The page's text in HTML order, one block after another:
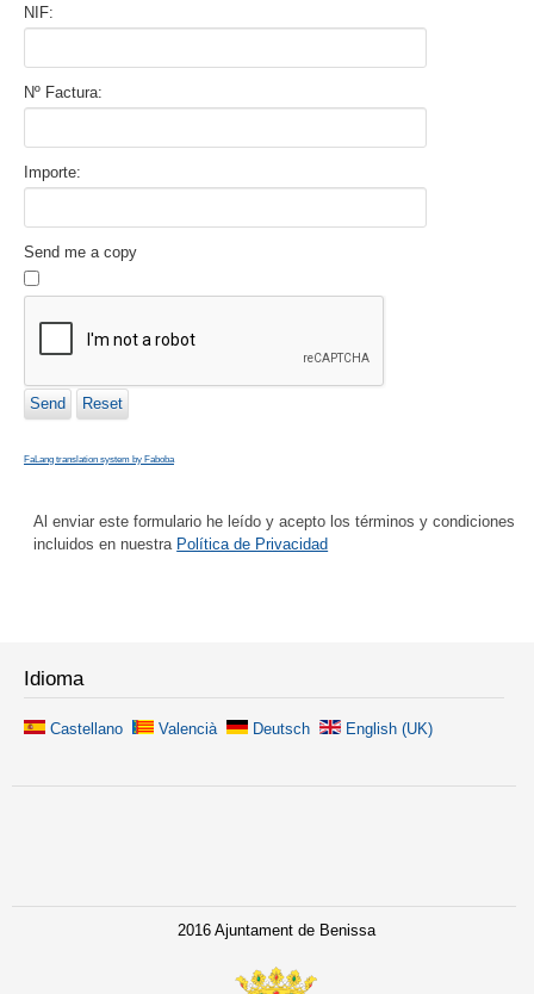
NIF:
Nº Factura:
Importe:
Send me a copy
Send Reset
FaLang translation system by Faboba
Al enviar este formulario he leído y acepto los términos y condiciones
incluidos en nuestra Política de Privacidad
Idioma
Castellano Valencià Deutsch English (UK)
2016 Ajuntament de Benissa